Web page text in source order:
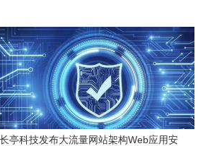
长亭科技发布大流量网站架构Web应用安